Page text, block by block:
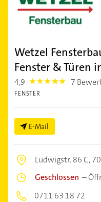
Wetzel
Fenster & Türen
4,9 4.9 7
FENSTER
E-Mail
Ludwigstr. 86 C,
Geschlossen –
0711 63 18 72